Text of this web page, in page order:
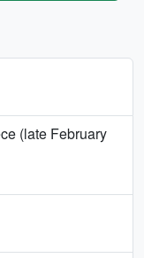
(late February